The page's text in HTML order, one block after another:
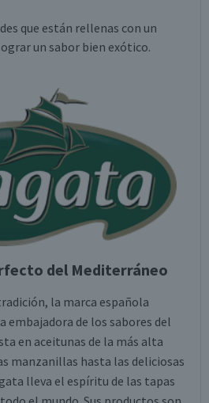
que están rellenas con un
un sabor bien exótico.
del Mediterráneo
la marca española
embajadora de los sabores del
en aceitunas de la más alta
manzanillas hasta las deliciosas
lleva el espíritu de las tapas